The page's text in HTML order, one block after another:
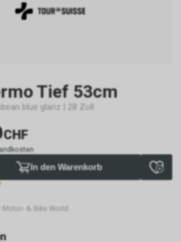
Tief 53cm
blue glanz | 28 Zoll
CHF
In den Warenkorb
& Bike World